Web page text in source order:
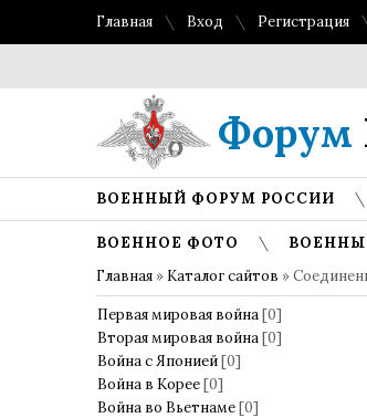
Главная Вход Регистрация
Форум
ВОЕННЫЙ ФОРУМ РОССИИ
ВОЕННОЕ ФОТО
Главная » Каталог сайтов »
Первая мировая война[0]
Вторая мировая война[0]
Война с Японией[0]
Война в Корее[0]
Война во Вьетнаме[0]